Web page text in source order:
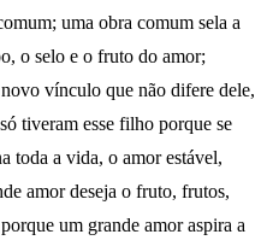
uma obra comum sela a
o selo e o fruto do amor;
vínculo que não difere dele,
tiveram esse filho porque se
toda a vida, o amor estável,
amor deseja o fruto, frutos,
um grande amor aspira a